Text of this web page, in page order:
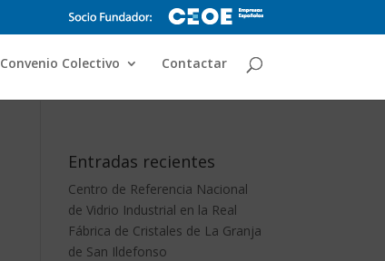
Convenio Colectivo Contactar
Entradas recientes
Centro de Referencia Nacional
de Vidrio Industrial en la Real
Fábrica de Cristales de La Granja
de San Ildefonso